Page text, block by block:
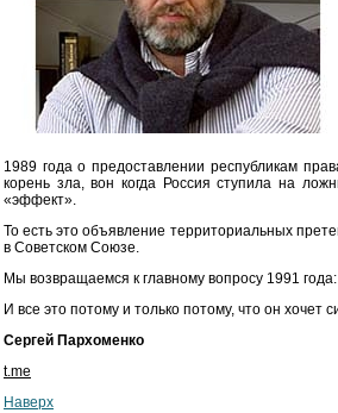
1989 года о предоставлении республикам
корень зла, вон когда Россия ступила на
«эффект».
То есть это объявление территориальных
в Советском Союзе.
Мы возвращаемся к главному вопросу 1991
И все это потому и только потому, что он хочет
Сергей Пархоменко
t.me
Наверх